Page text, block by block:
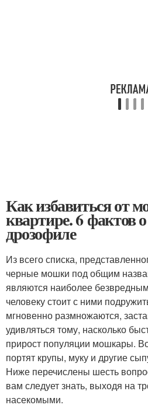
Как избавиться от
квартире. 6 фактов
дрозофиле
Из всего списка,
черные мошки под общим
являются наиболее
человеку стоит с ними
мгновенно размножаются,
удивляться тому, насколько
прирост популяции мошкары.
портят крупы, муку и другие
Ниже перечислены шесть
вам следует знать, выходя на
насекомыми.